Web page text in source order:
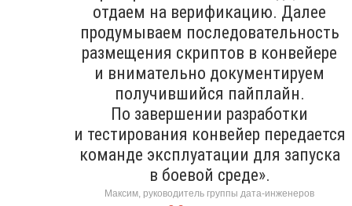
отдаем на верификацию. Далее
продумываем последовательность
размещения скриптов в конвейере
и внимательно документируем
получившийся пайплайн.
По завершении разработки
и тестирования конвейер передается
команде эксплуатации для запуска
в боевой среде».
Максим, руководитель группы дата-инженеров